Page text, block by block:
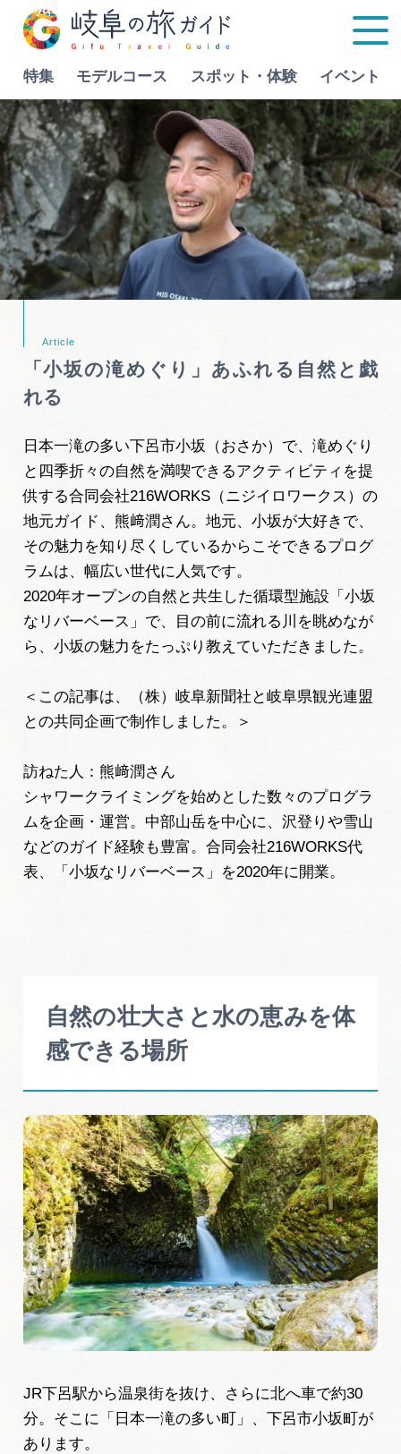
特集 モデルコース スポット・体験 イベント
特集
モデルコース
スポット・体験
イベント
旅の予約
アクセス
インフォメーション
ぎふ旅レポーター記事
早わかり岐阜
体験予約サイト「ＶＩＳＩＴ岐阜県」
岐阜県アウトドア観光キャンペーン
岐阜県まるごと観光エリアガイド
岐阜県観光データベース
動画ライブラリー
お問い合わせ
運営組織
広告掲載
サイトポリシー
Language
行きたいリストを見る
「小坂の滝めぐり」あふれる自然と戯
れる
日本一滝の多い下呂市小坂（おさか）で、滝めぐり
と四季折々の自然を満喫できるアクティビティを提
供する合同会社216WORKS（ニジイロワークス）の
地元ガイド、熊﨑潤さん。地元、小坂が大好きで、
その魅力を知り尽くしているからこそできるプログ
ラムは、幅広い世代に人気です。
2020年オープンの自然と共生した循環型施設「小坂
なリバーベース」で、目の前に流れる川を眺めなが
ら、小坂の魅力をたっぷり教えていただきました。
＜この記事は、（株）岐阜新聞社と岐阜県観光連盟
との共同企画で制作しました。＞
訪ねた人：熊﨑潤さん
シャワークライミングを始めとした数々のプログラ
ムを企画・運営。中部山岳を中心に、沢登りや雪山
などのガイド経験も豊富。合同会社216WORKS代
表、「小坂なリバーベース」を2020年に開業。
自然の壮大さと水の恵みを体
感できる場所
JR下呂駅から温泉街を抜け、さらに北へ車で約30
分。そこに「日本一滝の多い町」、下呂市小坂町が
あります。